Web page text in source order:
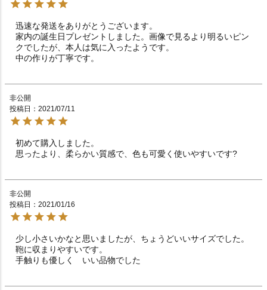
迅速な発送をありがとうございます。
家内の誕生日プレゼントしました。画像で見るより明るいピン
クでしたが、本人は気に入ったようです。
中の作りが丁寧です。
非公開
投稿日
2021/07/11
初めて購入しました。
思ったより、柔らかい質感で、色も可愛く使いやすいです?
非公開
投稿日
2021/01/16
少し小さいかなと思いましたが、ちょうどいいサイズでした。
鞄に収まりやすいです。
手触りも優しく　いい品物でした